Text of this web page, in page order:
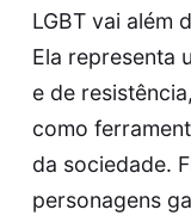
LGBT vai além
Ela representa
e de
como
da sociedade.
personagens